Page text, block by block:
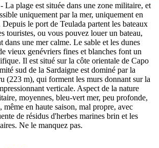
La plage est située dans une zone militaire, et
uniquement par la mer, uniquement en
le port de Teulada partent les bateaux
touristes, ou vous pouvez louer un bateau,
dans une mer calme. Le sable et les dunes
vieux genévriers fines et blanches font un
Il est situé sur la côte orientale de Capo
sud de la Sardaigne est dominé par la
(223 m), qui forment les murs donnant sur la
verticale. Aspect de la nature
moyennes, bleu-vert mer, peu profonde,
même en haute saison, mal propre, avec
de résidus d'herbes marines brin et les
Ne le manquez pas.